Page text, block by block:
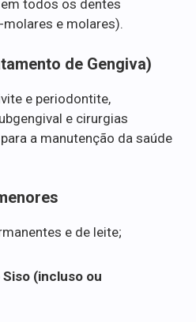
todos os dentes
e molares).
de Gengiva)
e periodontite,
e cirurgias
a manutenção da saúde
e de leite;
(incluso ou